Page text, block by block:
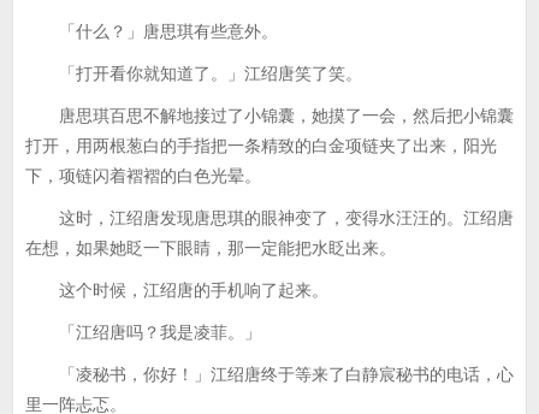
「什么？」唐思琪有些意外。
「打开看你就知道了。」江绍唐笑了笑。
唐思琪百思不解地接过了小锦囊，她摸了一会，然后把小锦囊
打开，用两根葱白的手指把一条精致的白金项链夹了出来，阳光
下，项链闪着褶褶的白色光晕。
这时，江绍唐发现唐思琪的眼神变了，变得水汪汪的。江绍唐
在想，如果她眨一下眼睛，那一定能把水眨出来。
这个时候，江绍唐的手机响了起来。
「江绍唐吗？我是凌菲。」
「凌秘书，你好！」江绍唐终于等来了白静宸秘书的电话，心
里一阵忐忑。